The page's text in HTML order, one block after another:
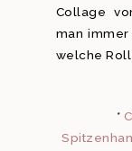
Collage
man
welche
*